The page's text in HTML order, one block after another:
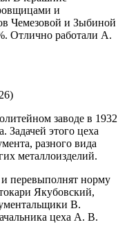
и
Чемезовой и Зыбиной
Отлично работали А.
заводе в 1932
Задачей этого цеха
разного вида
металлоизделий.
перевыполнят норму
Якубовский,
В.
цеха А. В.